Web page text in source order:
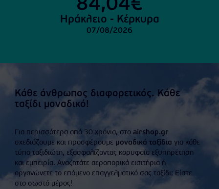
84,04€
Ηράκλειο - Κέρκυρα
07/08/2026
Κάθε άνθρωπος διαφορετικός. Κάθε
ταξίδι μοναδικό!
Για περισσότερα από 30 χρόνια, στο airshop.gr
σχεδιάζουμε και προσφέρουμε μοναδικά ταξίδια για κάθε
τύπο ταξιδιώτη, εξασφαλίζοντας κορυφαία εξυπηρέτηση
και εμπειρία. Αναζητάτε αεροπορικά εισιτήρια ή
οργανώνετε το επόμενο επαγγελματικό σας ταξίδι; Είστε
στο σωστό μέρος!